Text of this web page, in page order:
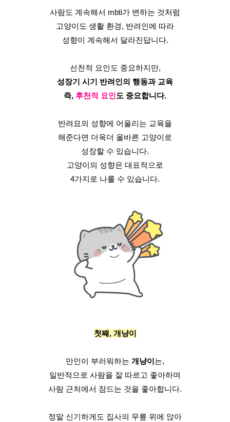
사람도 계속해서 mbti가 변하는 것처럼
고양이도 생활 환경, 반려인에 따라
성향이 계속해서 달라진답니다.
선천적 요인도 중요하지만,
성장기 시기 반려인의 행동과 교육
즉, 후천적 요인 도 중요합니다.
반려묘의 성향에 어울리는 교육을
해준다면 더욱더 올바른 고양이로
성장할 수 있습니다.
고양이의 성향은 대표적으로
4가지로 나룰 수 있습니다.
첫째, 개냥이
만인이 부러워하는 개냥이는,
일반적으로 사람을 잘 따르고 좋아하며
사람 근처에서 잠드는 것을 좋아합니다.
정말 신기하게도 집사의 무릎 위에 앉아